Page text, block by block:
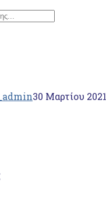
30 Μαρτίου 2021